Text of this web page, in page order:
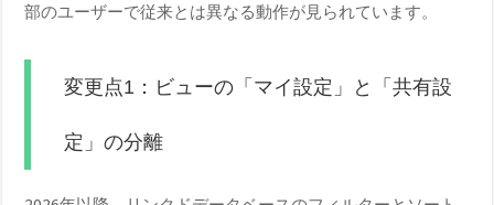
部のユーザーで従来とは異なる動作が見られています。
変更点1：ビューの「マイ設定」と「共有設
定」の分離